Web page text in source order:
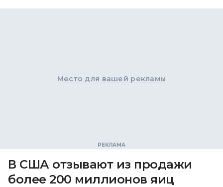
Место для вашей рекламы
В США отзывают из продажи
более 200 миллионов яиц